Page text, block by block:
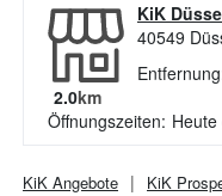
KiK
40549
2.0km
Öffnungszeiten:
KiK Angebote KiK